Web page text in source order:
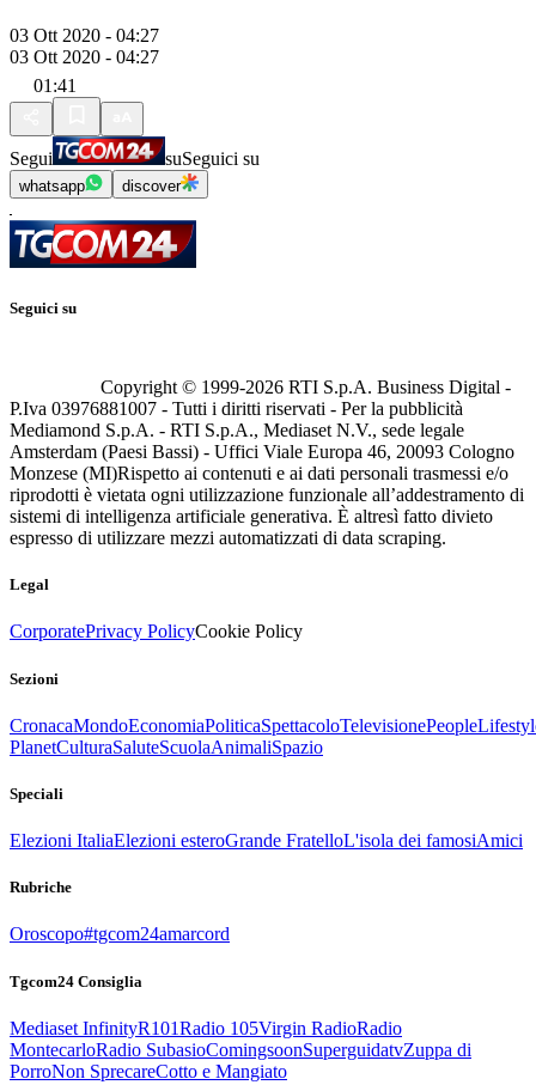
03 Ott 2020 - 04:27
03 Ott 2020 - 04:27
01:41
Segui suSeguici su
whatsapp discover
Seguici su
Copyright © 1999-2026 RTI S.p.A. Business Digital -
P.Iva 03976881007 - Tutti i diritti riservati - Per la pubblicità
Mediamond S.p.A. - RTI S.p.A., Mediaset N.V., sede legale
Amsterdam (Paesi Bassi) - Uffici Viale Europa 46, 20093 Cologno
Monzese (MI)Rispetto ai contenuti e ai dati personali trasmessi e/o
riprodotti è vietata ogni utilizzazione funzionale all’addestramento di
sistemi di intelligenza artificiale generativa. È altresì fatto divieto
espresso di utilizzare mezzi automatizzati di data scraping.
Legal
CorporatePrivacy PolicyCookie Policy
Sezioni
CronacaMondoEconomiaPoliticaSpettacoloTelevisionePeople
PlanetCulturaSaluteScuolaAnimaliSpazio
Speciali
Elezioni ItaliaElezioni esteroGrande FratelloL'isola dei famosiAmici
Rubriche
Oroscopo#tgcom24amarcord
Tgcom24 Consiglia
Mediaset InfinityR101Radio 105Virgin RadioRadio
MontecarloRadio SubasioComingsoonSuperguidatvZuppa di
PorroNon SprecareCotto e Mangiato